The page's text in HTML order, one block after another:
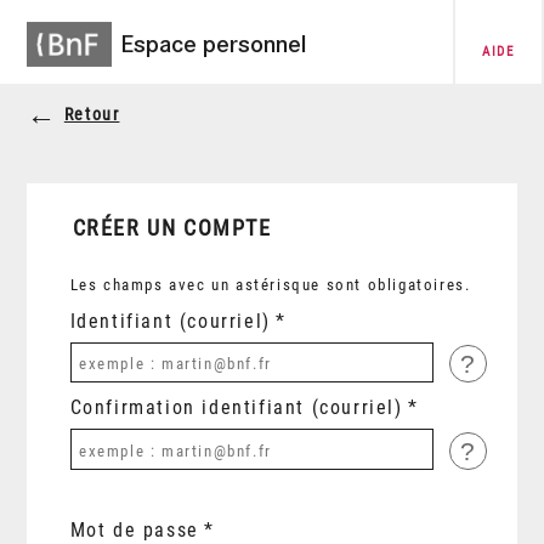
Espace personnel AIDE
Retour
CRÉER UN COMPTE
Les champs avec un astérisque sont obligatoires.
Identifiant (courriel)
?
Confirmation identifiant (courriel)
?
Mot de passe